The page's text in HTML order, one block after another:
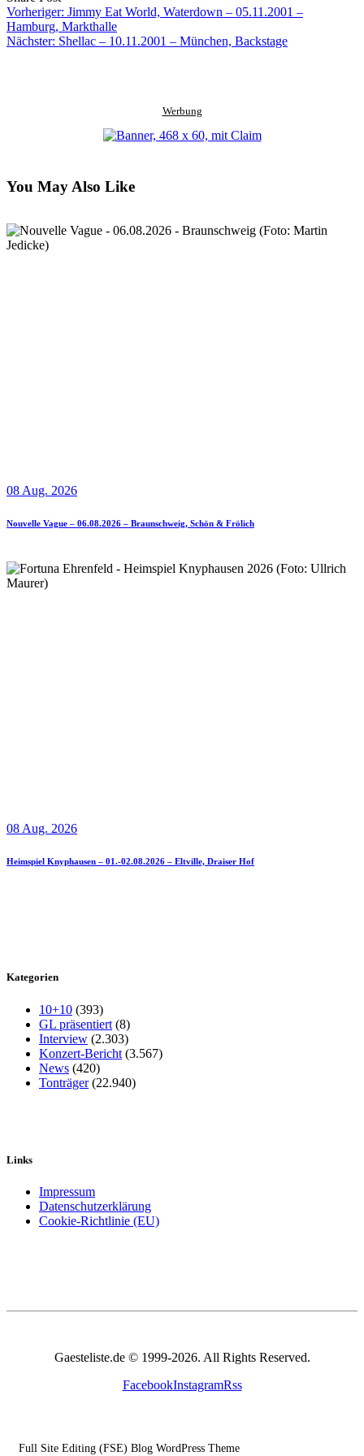
on
Facebook
URL
to
clipboard
Link
via
eMail
Vorheriger: Jimmy Eat World, Waterdown – 05.11.2001 –
Hamburg, Markthalle
Nächster: Shellac – 10.11.2001 – München, Backstage
Werbung
You May Also Like
08 Aug. 2026
Nouvelle Vague – 06.08.2026 – Braunschweig, Schön & Frölich
08 Aug. 2026
Heimspiel Knyphausen – 01.-02.08.2026 – Eltville, Draiser Hof
Kategorien
10+10 (393)
GL präsentiert (8)
Interview (2.303)
Konzert-Bericht (3.567)
News (420)
Tonträger(22.940)
Links
Impressum
Datenschutzerklärung
Cookie-Richtlinie (EU)
Gaesteliste.de © 1999-2026. All Rights Reserved.
FacebookInstagramRss
Full Site Editing (FSE) Blog WordPress Theme